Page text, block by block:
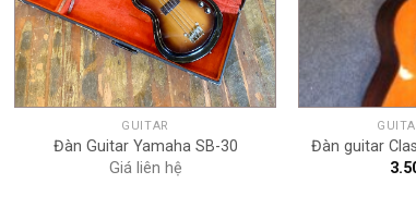
+
GUITAR
Đàn Guitar Yamaha SB-30
Giá liên hệ
Đàn guitar